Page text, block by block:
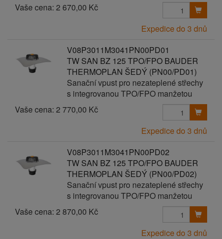
Vaše cena: 2 670,00 Kč
Expedice do 3 dnů
V08P3011M3041PN00PD01
TW SAN BZ 125 TPO/FPO BAUDER
THERMOPLAN ŠEDÝ (PN00/PD01)
Sanační vpust pro nezateplené střechy
s integrovanou TPO/FPO manžetou
Vaše cena: 2 770,00 Kč
Expedice do 3 dnů
V08P3011M3041PN00PD02
TW SAN BZ 125 TPO/FPO BAUDER
THERMOPLAN ŠEDÝ (PN00/PD02)
Sanační vpust pro nezateplené střechy
s integrovanou TPO/FPO manžetou
Vaše cena: 2 870,00 Kč
Expedice do 3 dnů